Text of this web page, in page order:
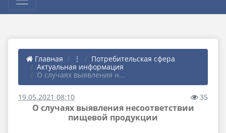
Главная ⋮
Потребительская сфера
Актуальная информация
О случаях выявления н...
19.05.2021 08:10 35
О случаях выявления несоответствии
пищевой продукции